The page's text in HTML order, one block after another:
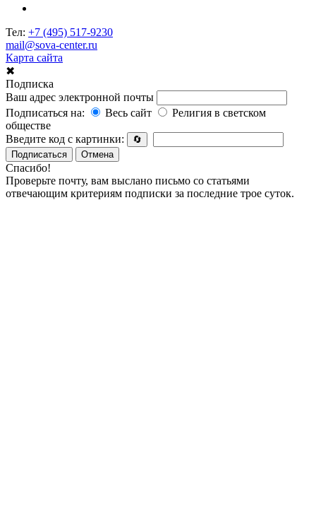
Тел: +7 (495) 517-9230
mail@sova-center.ru
Карта сайта
✖
Подписка
Ваш адрес электронной почты
Подписаться на:
Весь сайт
Религия в светском
обществе
Введите код с картинки:
🔄
Подписаться
Отмена
Спасибо!
Проверьте почту, вам выслано письмо со статьями
отвечающим критериям подписки за последние трое суток.